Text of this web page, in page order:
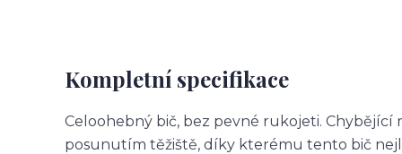
Kompletní specifikace
Celoohebný bič, bez pevné rukojeti.
posunutím těžiště, díky kterému tento bič